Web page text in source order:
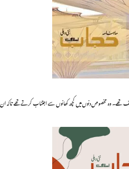
وہ مخصوص دنوں میں کچھ کھانوں سے اجتناب کرتے تھے تاکہ ان